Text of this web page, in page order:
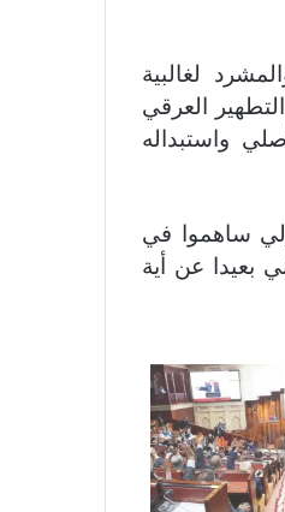
لغالبية
العرقي
واستبداله
ساهموا في
بعيدا عن أية